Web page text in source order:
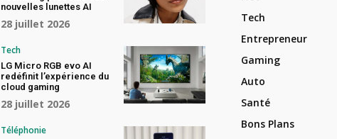
nouvelles lunettes AI
28 juillet 2026
Tech
LG Micro RGB evo AI
redéfinit l’expérience du
cloud gaming
28 juillet 2026
Téléphonie
Tech
Entrepreneur
Gaming
Auto
Santé
Bons Plans